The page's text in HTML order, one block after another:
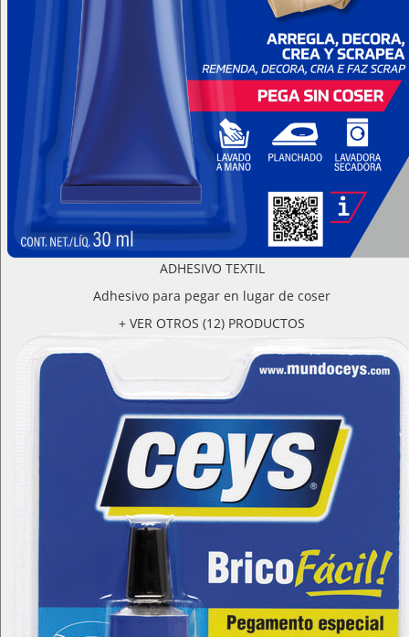
ADHESIVO TEXTIL
Adhesivo para pegar en lugar de coser
+ VER OTROS (12) PRODUCTOS